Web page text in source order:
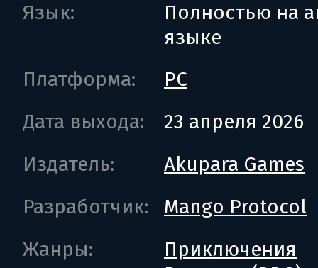
Язык:
Полностью на
языке
Платформа:
PC
Дата выхода:
23 апреля 2026
Издатель:
Akupara Games
Разработчик:
Mango Protocol
Жанры:
Приключения